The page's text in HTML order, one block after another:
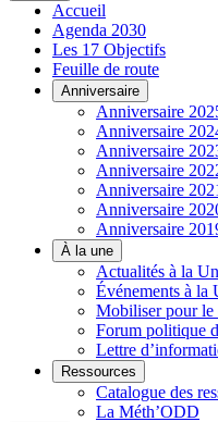
Accueil
Agenda 2030
Les 17 Objectifs
Feuille de route
Anniversaire
Anniversaire
Anniversaire
Anniversaire
Anniversaire
Anniversaire
Anniversaire
Anniversaire
À la une
Actualités à la
Événements à la
Mobiliser pour le
Forum politique
Lettre
Ressources
Catalogue des
La Méth’ODD